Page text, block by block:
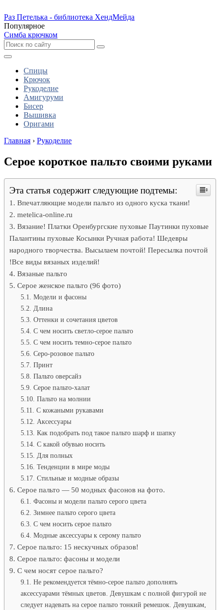
Раз Петелька - библиотека ХендМейда
Популярное
Симба крючком
Спицы
Крючок
Рукоделие
Амигуруми
Бисер
Вышивка
Оригами
Главная › Рукоделие
Серое короткое пальто своими руками
Эта статья содержит следующие подтемы:
Впечатляющие модели пальто из одного куска ткани!
metelica-online.ru
Вязание! Платки Оренбургские пуховые Паутинки пуховые
Палантины пуховые Косынки Ручная работа! Шедевры
народного творчества. Высылаем почтой! Пересылка почтой
!Все виды вязаных изделий!
Вязаные пальто
Серое женское пальто (96 фото)
Модели и фасоны
Длина
Оттенки и сочетания цветов
С чем носить светло-серое пальто
С чем носить темно-серое пальто
Серо-розовое пальто
Принт
Пальто оверсайз
Серое пальто-халат
Пальто на молнии
С кожаными рукавами
Аксессуары
Как подобрать под такое пальто шарф и шапку
С какой обувью носить
Для полных
Тенденции в мире моды
Стильные и модные образы
Серое пальто — 50 модных фасонов на фото.
Фасоны и модели пальто серого цвета
Зимнее пальто серого цвета
С чем носить серое пальто
Модные аксессуары к серому пальто
Серое пальто: 15 нескучных образов!
Серое пальто: фасоны и модели
С чем носят серое пальто?
Не рекомендуется тёмно-серое пальто дополнять
аксессуарами тёмных цветов. Девушкам с полной фигурой не
следует надевать на серое пальто тонкий ремешок. Девушкам,